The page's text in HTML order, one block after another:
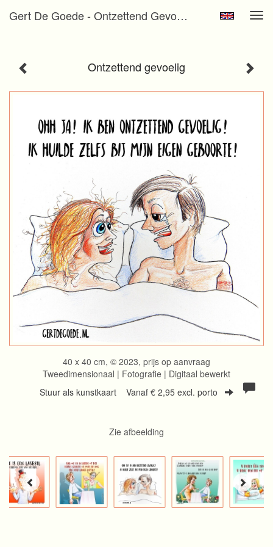
Gert De Goede - Ontzettend Gevoelig
Ontzettend gevoelig
40 x 40 cm, © 2023, prijs op aanvraag
Tweedimensionaal | Fotografie | Digitaal bewerkt
Stuur als kunstkaart Vanaf € 2,95 excl. porto
Zie afbeelding